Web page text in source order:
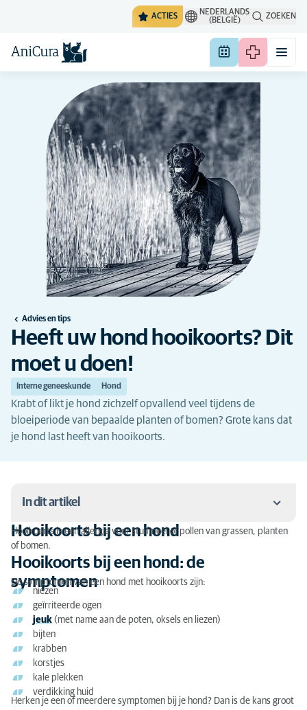
ACTIES
NEDERLANDS
(BELGIË)
ZOEKEN
Advies en tips
Heeft uw hond hooikoorts? Dit
moet u doen!
Interne geneeskunde Hond
Krabt of likt je hond zichzelf opvallend veel tijdens de
bloeiperiode van bepaalde planten of bomen? Grote kans dat
je hond last heeft van hooikoorts.
In dit artikel
Hooikoorts bij een hond
Hooikoorts bij een hond: de symptomen
Hooikoorts bij een hond: de oorzaak
Waarom zou je hooikoorts bij je hond laten
behandelen?
Wat kan je zelf doen tegen hooikoorts bij je hond?
Hooikoorts bij een hond: de diagnose
Hooikoorts bij een hond
Hooikoorts is een allergie voor stuifmeel of pollen van grassen, planten
of bomen.
Hooikoorts bij een hond: de
symptomen
De symptomen van een hond met hooikoorts zijn:
niezen
geïrriteerde ogen
jeuk (met name aan de poten, oksels en liezen)
bijten
krabben
korstjes
kale plekken
verdikking huid
Herken je een of meerdere symptomen bij je hond? Dan is de kans groot